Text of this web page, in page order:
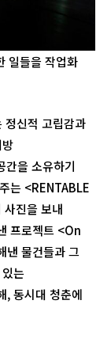
일들을 작업화
정신적 고립감과
간을 소유하기
는 <RENTABLE
진을 보내
프로젝트 <On
낸 물건들과 그
는
, 동시대 청춘에